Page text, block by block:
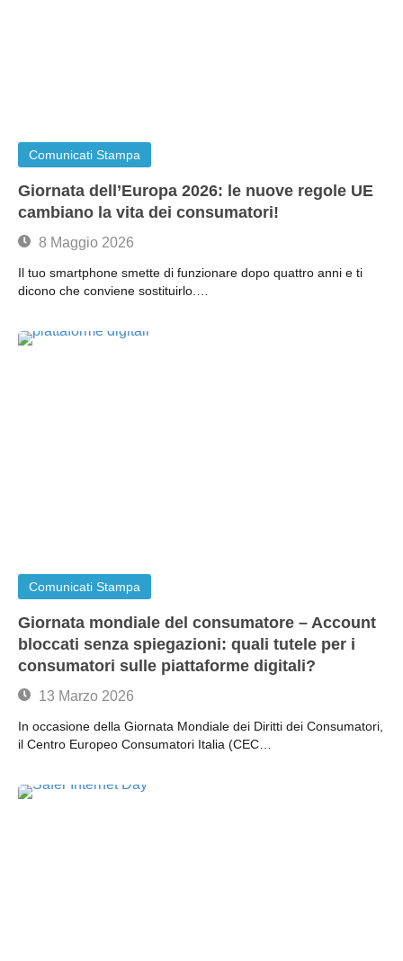
Comunicati Stampa
Giornata dell’Europa 2026: le nuove regole UE
cambiano la vita dei consumatori!
8 Maggio 2026
Il tuo smartphone smette di funzionare dopo quattro anni e ti
dicono che conviene sostituirlo.…
Comunicati Stampa
Giornata mondiale del consumatore – Account
bloccati senza spiegazioni: quali tutele per i
consumatori sulle piattaforme digitali?
13 Marzo 2026
In occasione della Giornata Mondiale dei Diritti dei Consumatori,
il Centro Europeo Consumatori Italia (CEC…